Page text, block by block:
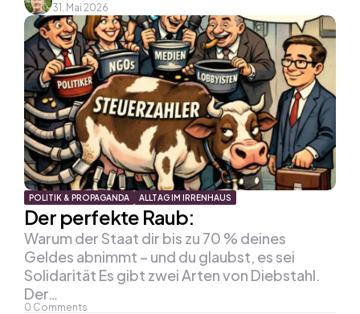
31. Mai 2026
POLITIK & PROPAGANDA ALLTAG IM IRRENHAUS
Der perfekte Raub:
0 Comments
Warum der Staat dir bis zu 70 % deines
Geldes abnimmt – und du glaubst, es sei
Solidarität Es gibt zwei Arten von Diebstahl.
Der…